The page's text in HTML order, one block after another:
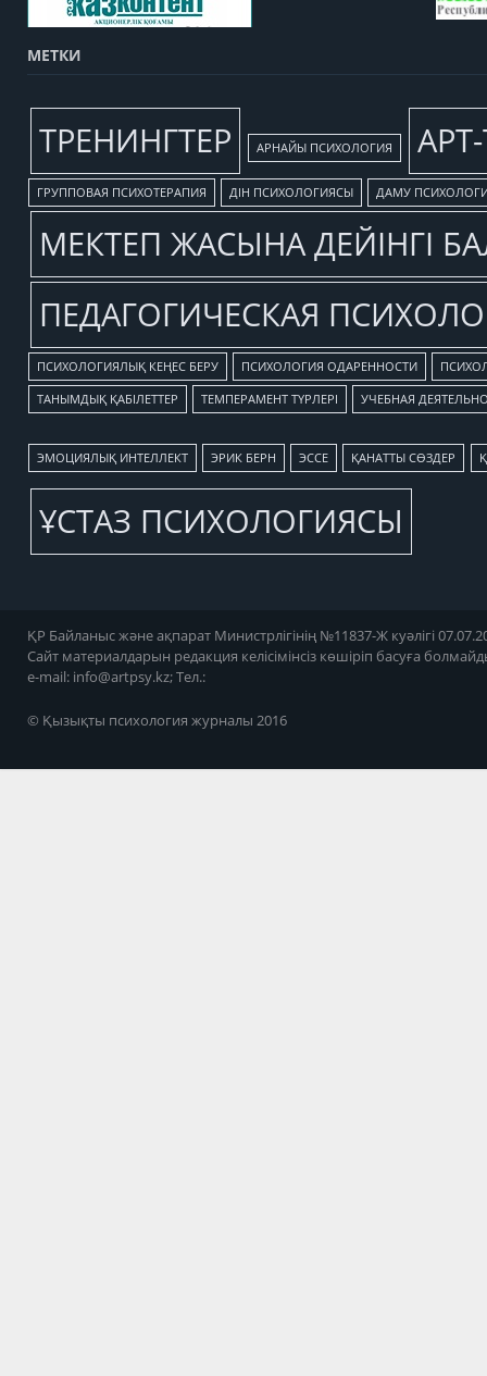
МЕТКИ
TРЕНИНГТЕР АРНАЙЫ ПСИХОЛОГИЯ
ГРУППОВАЯ ПСИХОТЕРАПИЯ ДІН ПСИХОЛОГИЯСЫ ДАМУ
МЕКТЕП ЖАСЫНА ДЕЙІНГІ
ПЕДАГОГИЧЕСКАЯ
ПСИХОЛОГИЯЛЫҚ КЕҢЕС БЕРУ ПСИХОЛОГИЯ ОДАРЕННОСТИ
ТАНЫМДЫҚ ҚАБІЛЕТТЕР ТЕМПЕРАМЕНТ ТҮРЛЕРІ УЧЕБНАЯ
ЭМОЦИЯЛЫҚ ИНТЕЛЛЕКТ ЭРИК БЕРН ЭССЕ ҚАНАТТЫ СӨЗДЕР
ҰСТАЗ ПСИХОЛОГИЯСЫ
ҚР Байланыс және ақпарат Министрлігінің №11837-Ж куәлігі
Сайт материалдарын редакция келісімінсіз көшіріп басуға
e-mail: info@artpsy.kz; Тел.:
© Қызықты психология журналы 2016